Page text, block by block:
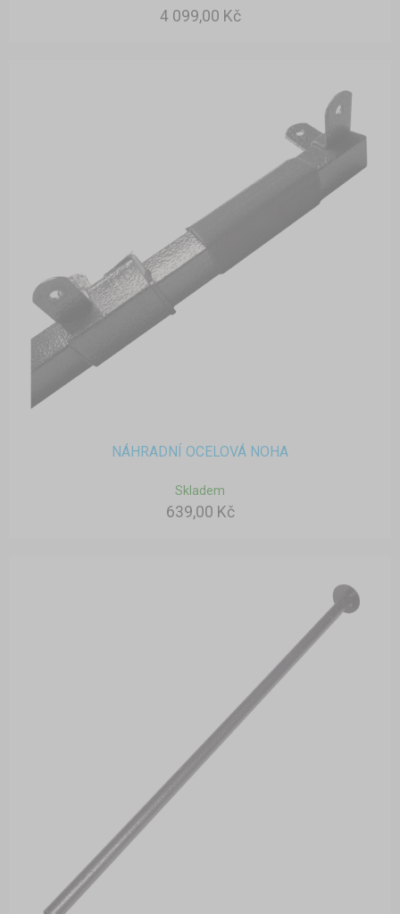
4 099,00 Kč
NÁHRADNÍ OCELOVÁ NOHA
Skladem
639,00 Kč